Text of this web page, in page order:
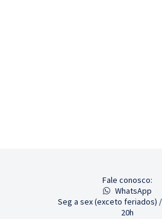
Fale conosco:
WhatsApp
Seg a sex (exceto feriados)
20h